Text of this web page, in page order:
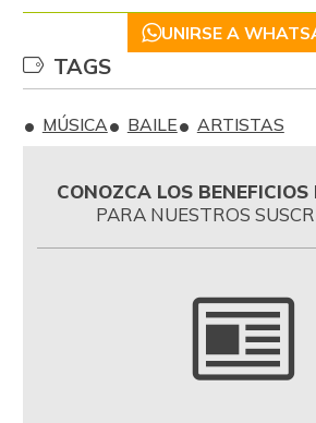
UNIRSE A
TAGS
MÚSICA BAILE ARTISTAS
CONOZCA LOS BENEFICIOS
PARA NUESTROS